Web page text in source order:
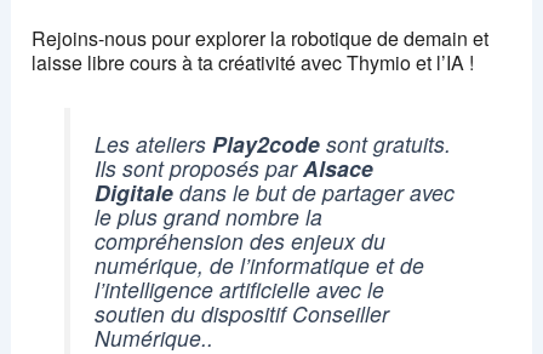
Rejoins-nous pour explorer la robotique de demain et
laisse libre cours à ta créativité avec Thymio et l’IA !
Les ateliers Play2codesont gratuits.
Ils sont proposés parAlsace
Digitaledans le but de partager avec
le plus grand nombre la
compréhension des enjeux du
numérique, de l’informatique et de
l’intelligence artificielle avec le
soutien du dispositif Conseiller
Numérique..